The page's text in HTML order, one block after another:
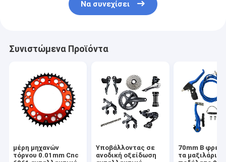
Να συνεχίσει
Συνιστώμενα Προϊόντα
μέρη μηχανών
τόρνου 0.01mm Cnc
Υποβάλλοντας σε
ανοδική οξείδωση
70mm Β
τα μαξιλάρια